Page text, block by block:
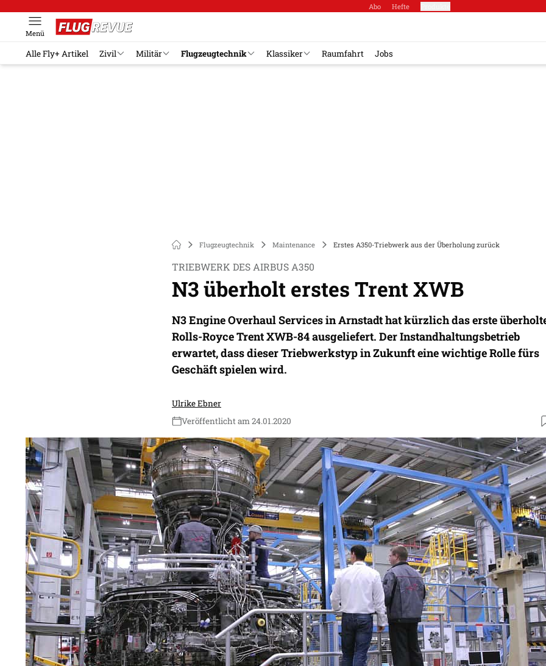
Abo Hefte
Menü
Alle Fly+ Artikel Zivil Militär Flugzeugtechnik Klassiker Raumfahrt Jobs
Flugzeugtechnik Maintenance Erstes A350-Triebwerk aus der Überholung zurück
TRIEBWERK DES AIRBUS A350
N3 überholt erstes Trent XWB
N3 Engine Overhaul Services in Arnstadt hat kürzlich das erste
Rolls-Royce Trent XWB-84 ausgeliefert. Der Instandhaltungsbetrieb
erwartet, dass dieser Triebwerkstyp in Zukunft eine wichtige Rolle fürs
Geschäft spielen wird.
Ulrike Ebner
Veröffentlicht am 24.01.2020